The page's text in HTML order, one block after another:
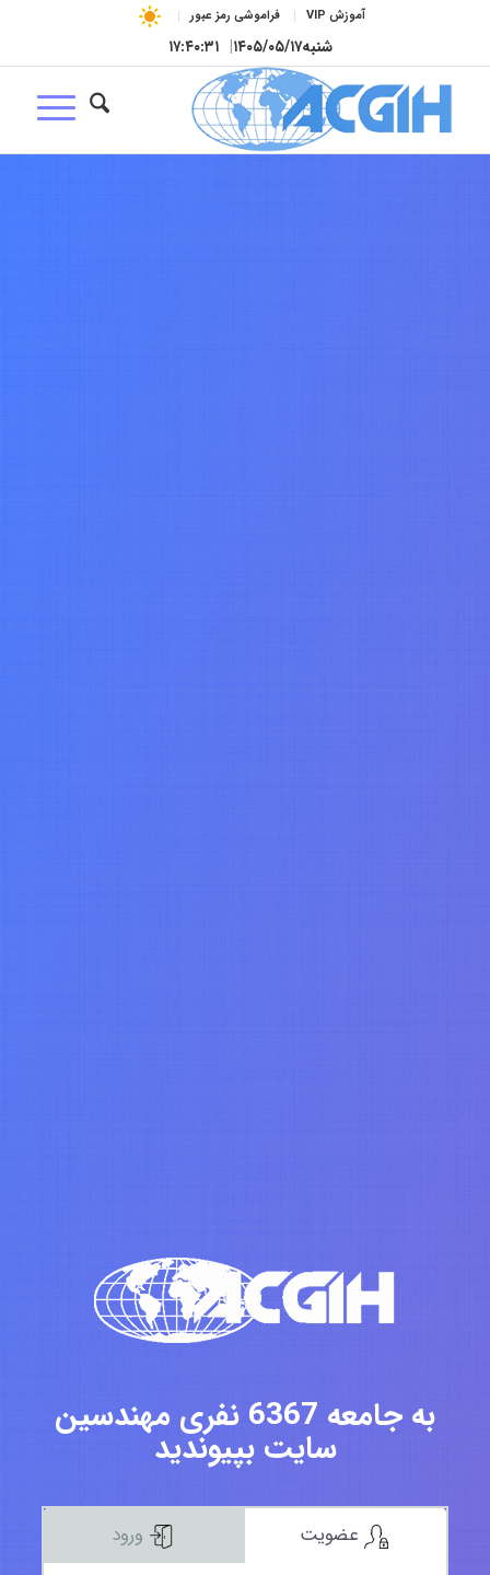
آموزش VIP فراموشی رمز عبور
شنبه۱۴۰۵/۰۵/۱۷| ۱۷:۴۰:۳۲
به جامعه 6367 نفری مهندسین
سایت بپیوندید